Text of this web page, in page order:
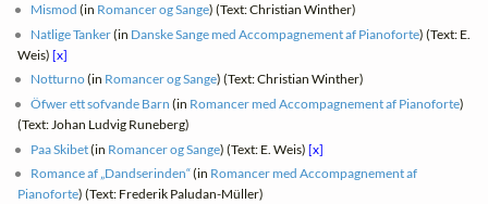
Mismod (in Romancer og Sange) (Text: Christian Winther)
Natlige Tanker(in Danske Sange med Accompagnement af Pianoforte) (Text: E.
Weis)[x]
Notturno(in Romancer og Sange) (Text: Christian Winther)
Öfwer ett sofvande Barn (in Romancer med Accompagnement af Pianoforte)
(Text: Johan Ludvig Runeberg)
Paa Skibet(in Romancer og Sange) (Text: E. Weis)[x]
Romance af „Dandserinden“(in Romancer med Accompagnement af
Pianoforte) (Text: Frederik Paludan-Müller)